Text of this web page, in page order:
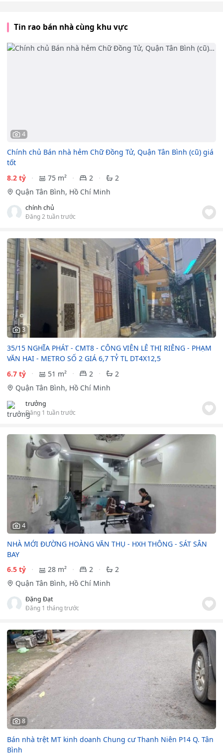
Tin rao bán nhà cùng khu vực
4
Chính chủ Bán nhà hẻm Chữ Đồng Tử, Quận Tân Bình (cũ) giá
tốt
8.2 tỷ
75 m² 2
2
Quận Tân Bình, Hồ Chí Minh
chính chủ
Đăng 2 tuần trước
3
35/15 NGHĨA PHÁT - CMT8 - CÔNG VIÊN LÊ THỊ RIÊNG - PHẠM
VĂN HAI - METRO SỐ 2 GIÁ 6,7 TỶ TL DT4X12,5
6.7 tỷ
51 m² 2
2
Quận Tân Bình, Hồ Chí Minh
trưởng
Đăng 1 tuần trước
4
NHÀ MỚI ĐƯỜNG HOÀNG VĂN THỤ - HXH THÔNG - SÁT SÂN
BAY
6.5 tỷ
28 m² 2
2
Quận Tân Bình, Hồ Chí Minh
Đặng Đạt
Đăng 1 tháng trước
8
Bán nhà trệt MT kinh doanh Chung cư Thanh Niên P14 Q. Tân
Bình